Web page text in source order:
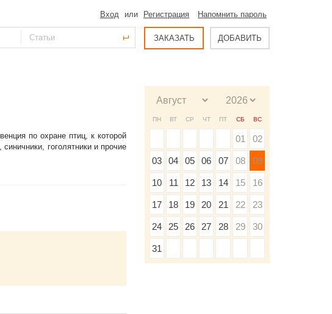
Вход или Регистрация Напомнить пароль
ЗАКАЗАТЬ ДОБАВИТЬ
по охране птиц, к которой
гоголятники и прочие
ПН ВТ СР ЧТ ПТ СБ ВС
01 02
03 04 05 06 07 08 09
10 11 12 13 14 15 16
17 18 19 20 21 22 23
24 25 26 27 28 29 30
31